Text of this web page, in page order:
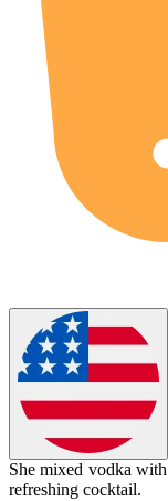
She mixed vodka with
refreshing cocktail.